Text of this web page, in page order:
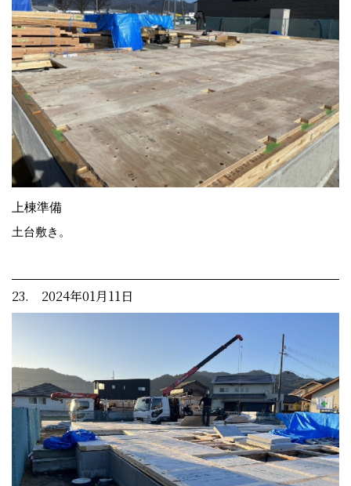
上棟準備
土台敷き。
23. 2024年01月11日